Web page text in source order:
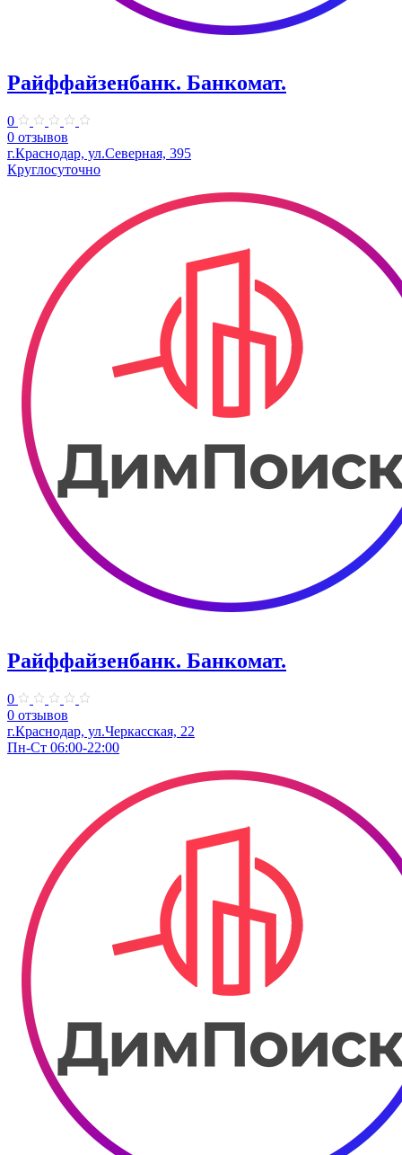
Райффайзенбанк. Банкомат.
0
0 отзывов
г.Краснодар, ул.Северная, 395
Круглосуточно
Райффайзенбанк. Банкомат.
0
0 отзывов
г.Краснодар, ул.Черкасская, 22
Пн-Ст 06:00-22:00